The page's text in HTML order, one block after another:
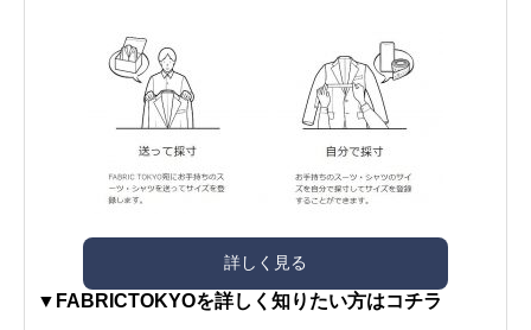
詳しく見る
▼FABRICTOKYOを詳しく知りたい方はコチラ